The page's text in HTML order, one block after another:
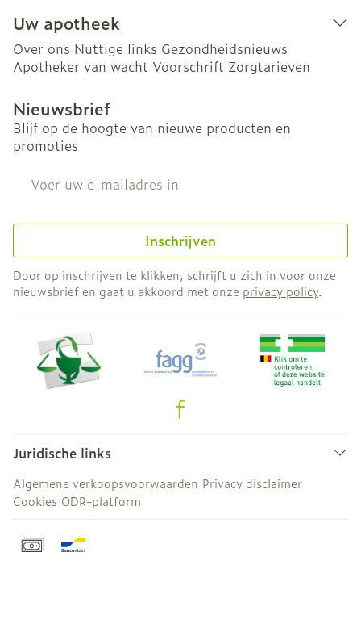
Uw apotheek
Over ons Nuttige links Gezondheidsnieuws
Apotheker van wacht Voorschrift Zorgtarieven
Nieuwsbrief
Blijf op de hoogte van nieuwe producten en
promoties
Inschrijven
Door op inschrijven te klikken, schrijft u zich in voor onze
nieuwsbrief en gaat u akkoord met onze privacy policy.
Juridische links
Algemene verkoopsvoorwaarden Privacy disclaimer
Cookies ODR-platform